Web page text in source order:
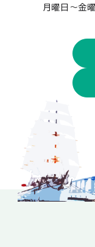
月曜日〜金